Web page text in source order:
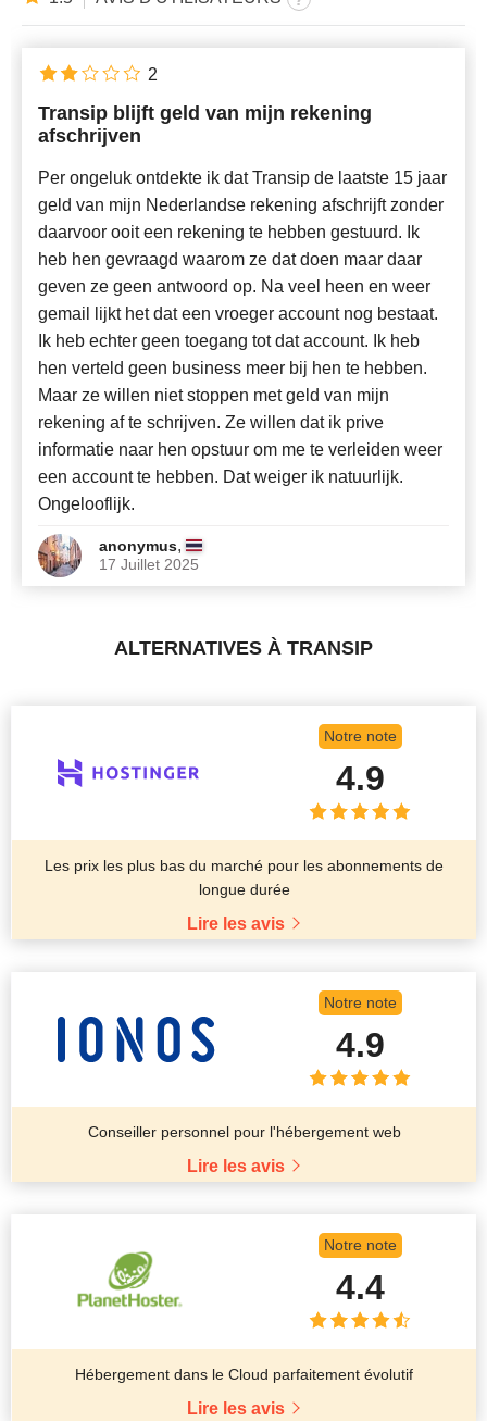
Transip blijft geld van mijn rekening
afschrijven
Per ongeluk ontdekte ik dat Transip de laatste 15 jaar
geld van mijn Nederlandse rekening afschrijft zonder
daarvoor ooit een rekening te hebben gestuurd. Ik
heb hen gevraagd waarom ze dat doen maar daar
geven ze geen antwoord op. Na veel heen en weer
gemail lijkt het dat een vroeger account nog bestaat.
Ik heb echter geen toegang tot dat account. Ik heb
hen verteld geen business meer bij hen te hebben.
Maar ze willen niet stoppen met geld van mijn
rekening af te schrijven. Ze willen dat ik prive
informatie naar hen opstuur om me te verleiden weer
een account te hebben. Dat weiger ik natuurlijk.
Ongelooflijk.
anonymus,
17 Juillet 2025
2
ALTERNATIVES À TRANSIP
Notre note
4.9
Les prix les plus bas du marché pour les abonnements de
longue durée
Lire les avis
Notre note
4.9
Conseiller personnel pour l'hébergement web
Lire les avis
Notre note
4.4
Hébergement dans le Cloud parfaitement évolutif
Lire les avis